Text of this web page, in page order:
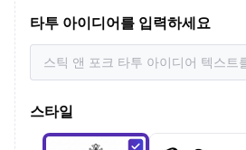
타투 아이디어를 입력하세요
스타일